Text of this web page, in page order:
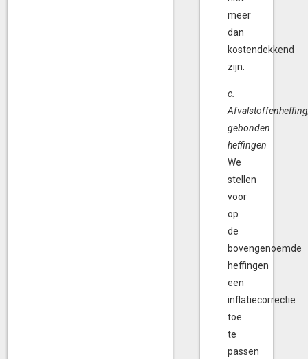
meer
dan
kostendekkend
zijn.
c.
gebonden
heffingen
We
stellen
voor
op
de
bovengenoemde
heffingen
een
inflatiecorrectie
toe
te
passen